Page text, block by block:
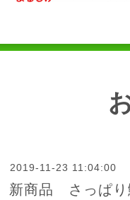
2019-11-23 11:04:00
新商品 さっぱり